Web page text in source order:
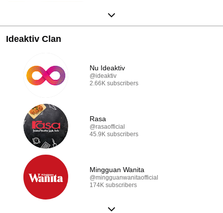
Ideaktiv Clan
Nu Ideaktiv
@ideaktiv
2.66K subscribers
Rasa
@rasaofficial
45.9K subscribers
Mingguan Wanita
@mingguanwanitaofficial
174K subscribers